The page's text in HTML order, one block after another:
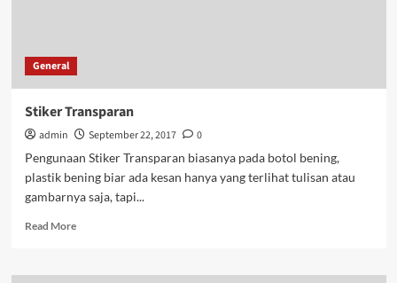
General
Stiker Transparan
admin September 22, 2017
0
Pengunaan Stiker Transparan biasanya pada botol bening,
plastik bening biar ada kesan hanya yang terlihat tulisan atau
gambarnya saja, tapi...
Read MoreRead
Stiker